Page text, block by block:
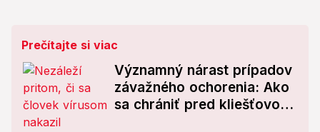
Prečítajte si viac
Významný nárast prípadov
závažného ochorenia: Ako
sa chrániť pred kliešťovou